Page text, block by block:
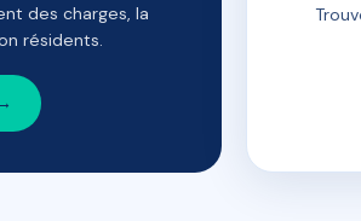
des charges, la
résidents.